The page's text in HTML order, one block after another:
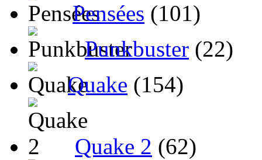
Pensées (101)
Punkbuster (22)
Quake (154)
Quake 2 (62)